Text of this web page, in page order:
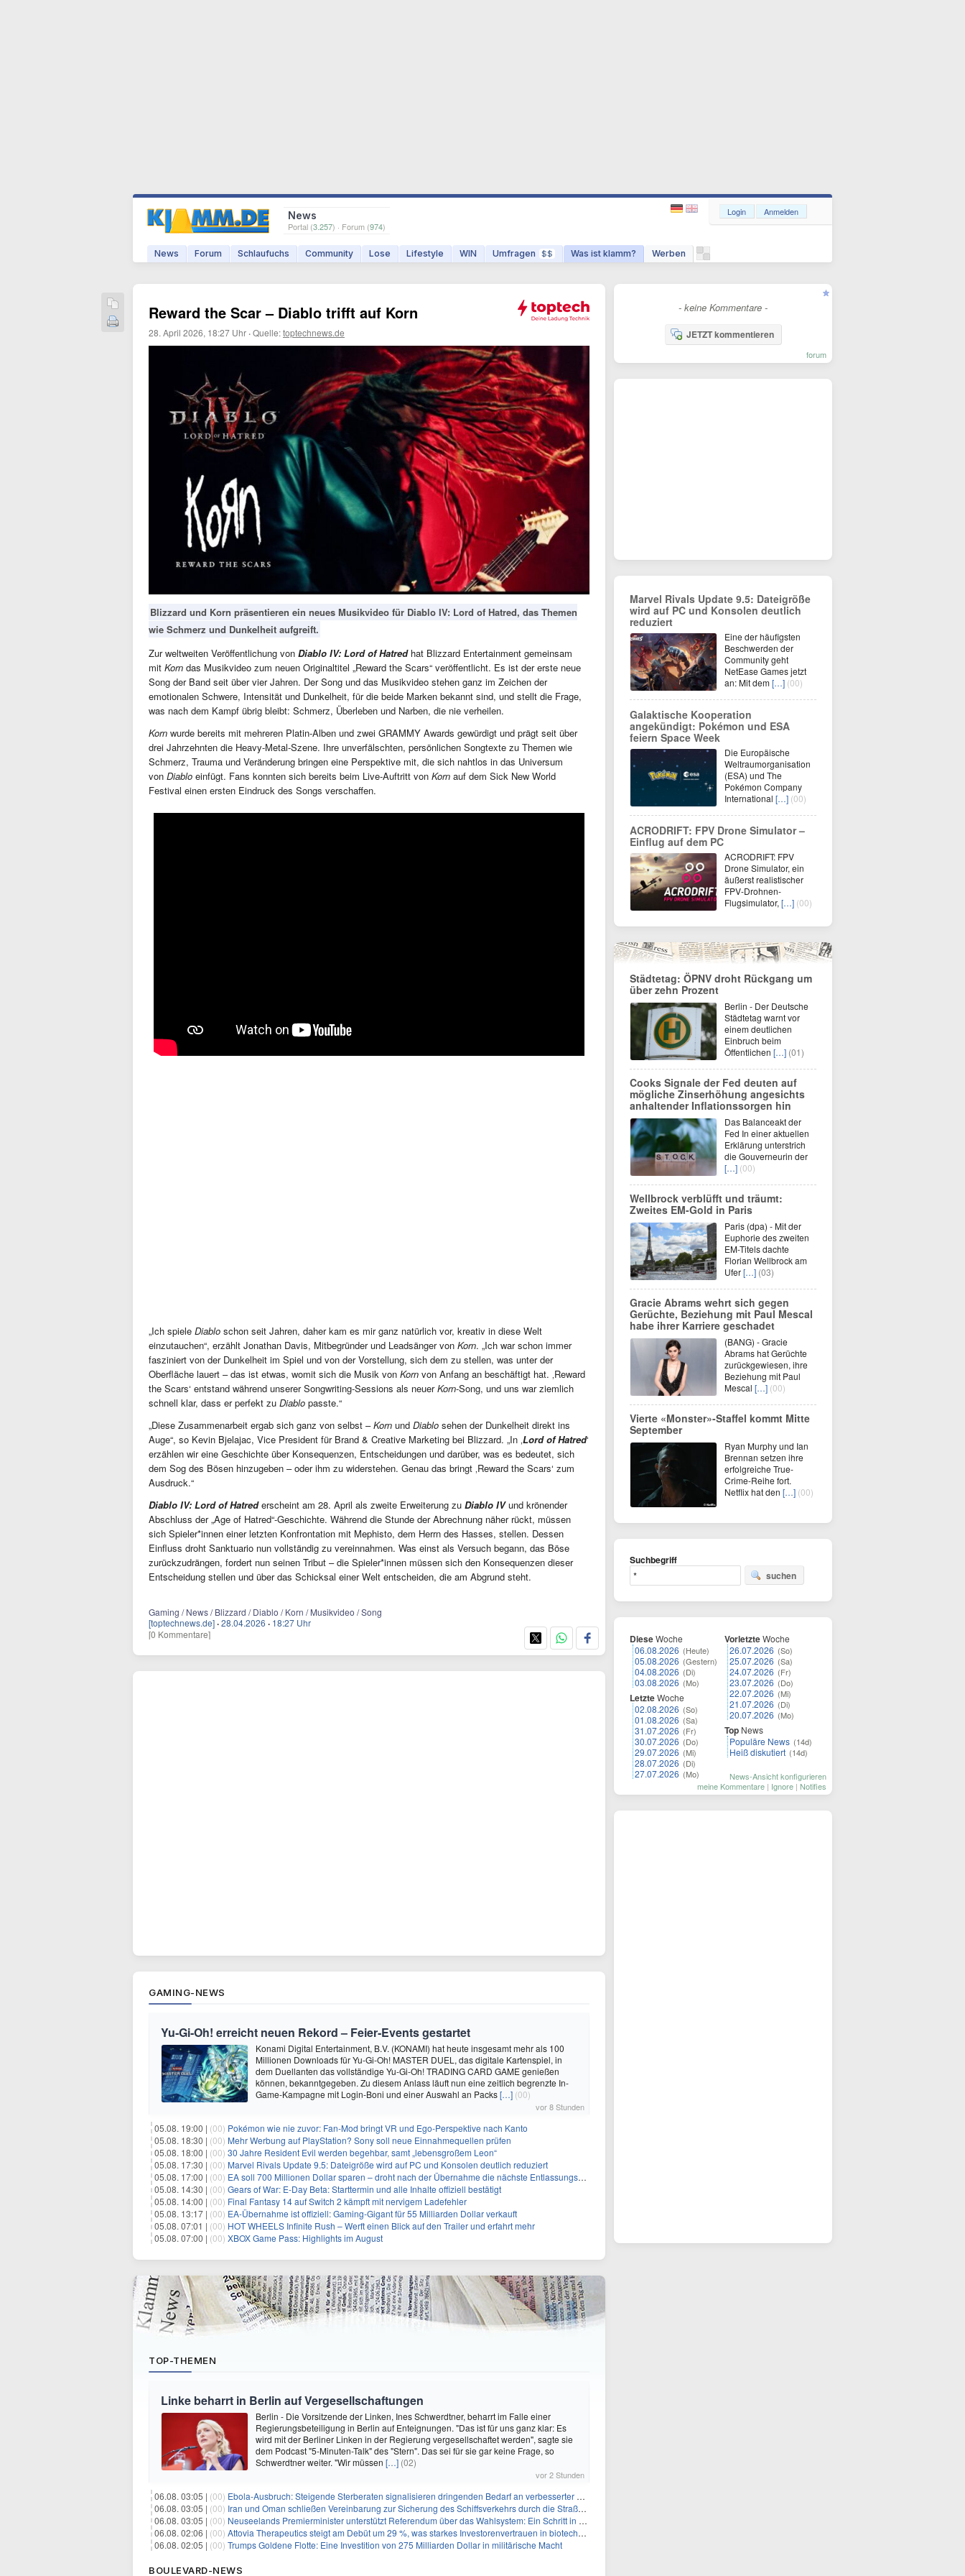
News
Portal (3.257) · Forum (974)
News Forum Schlaufuchs Community Lose Lifestyle WIN Umfragen $$ Was ist klamm? Werben
Login Anmelden
Reward the Scar – Diablo trifft auf Korn
28. April 2026, 18:27 Uhr ·Quelle:toptechnews.de
Blizzard und Korn präsentieren ein neues Musikvideo für Diablo IV: Lord of Hatred, das Themen
wie Schmerz und Dunkelheit aufgreift.
Zur weltweiten Veröffentlichung von Diablo IV: Lord of Hatredhat Blizzard Entertainment gemeinsam
mit Korn das Musikvideo zum neuen Originaltitel „Reward the Scars“ veröffentlicht. Es ist der erste neue
Song der Band seit über vier Jahren. Der Song und das Musikvideo stehen ganz im Zeichen der
emotionalen Schwere, Intensität und Dunkelheit, für die beide Marken bekannt sind, und stellt die Frage,
was nach dem Kampf übrig bleibt: Schmerz, Überleben und Narben, die nie verheilen.
Korn wurde bereits mit mehreren Platin-Alben und zwei GRAMMY Awards gewürdigt und prägt seit über
drei Jahrzehnten die Heavy-Metal-Szene. Ihre unverfälschten, persönlichen Songtexte zu Themen wie
Schmerz, Trauma und Veränderung bringen eine Perspektive mit, die sich nahtlos in das Universum
von Diablo einfügt. Fans konnten sich bereits beim Live-Auftritt von Korn auf dem Sick New World
Festival einen ersten Eindruck des Songs verschaffen.
„Ich spiele Diablo schon seit Jahren, daher kam es mir ganz natürlich vor, kreativ in diese Welt
einzutauchen“, erzählt Jonathan Davis, Mitbegründer und Leadsänger von Korn. „Ich war schon immer
fasziniert von der Dunkelheit im Spiel und von der Vorstellung, sich dem zu stellen, was unter der
Oberfläche lauert – das ist etwas, womit sich die Musik von Korn von Anfang an beschäftigt hat. ‚Reward
the Scars‘ entstand während unserer Songwriting-Sessions als neuerKorn-Song, und uns war ziemlich
schnell klar, dass er perfekt zu Diablo passte.“
„Diese Zusammenarbeit ergab sich ganz von selbst –Korn und Diablo sehen der Dunkelheit direkt ins
Auge“, so Kevin Bjelajac, Vice President für Brand & Creative Marketing bei Blizzard. „In ‚Lord of Hatred‘
erzählen wir eine Geschichte über Konsequenzen, Entscheidungen und darüber, was es bedeutet, sich
dem Sog des Bösen hinzugeben – oder ihm zu widerstehen. Genau das bringt ‚Reward the Scars‘ zum
Ausdruck.“
Diablo IV: Lord of Hatrederscheint am 28. April als zweite Erweiterung zu Diablo IVund krönender
Abschluss der „Age of Hatred“-Geschichte. Während die Stunde der Abrechnung näher rückt, müssen
sich Spieler*innen einer letzten Konfrontation mit Mephisto, dem Herrn des Hasses, stellen. Dessen
Einfluss droht Sanktuario nun vollständig zu vereinnahmen. Was einst als Versuch begann, das Böse
zurückzudrängen, fordert nun seinen Tribut – die Spieler*innen müssen sich den Konsequenzen dieser
Entscheidung stellen und über das Schicksal einer Welt entscheiden, die am Abgrund steht.
Gaming / News / Blizzard / Diablo / Korn / Musikvideo / Song
[toptechnews.de] ·28.04.2026 · 18:27 Uhr
[0 Kommentare]
GAMING-NEWS
Yu‑Gi‑Oh! erreicht neuen Rekord – Feier‑Events gestartet
Konami Digital Entertainment, B.V. (KONAMI) hat heute insgesamt mehr als 100
Millionen Downloads für Yu-Gi-Oh! MASTER DUEL, das digitale Kartenspiel, in
dem Duellanten das vollständige Yu-Gi-Oh! TRADING CARD GAME genießen
können, bekanntgegeben. Zu diesem Anlass läuft nun eine zeitlich begrenzte In-
Game-Kampagne mit Login-Boni und einer Auswahl an Packs[…] (00)
vor 8 Stunden
05.08. 19:00 | (00) Pokémon wie nie zuvor: Fan-Mod bringt VR und Ego-Perspektive nach Kanto
05.08. 18:30 | (00) Mehr Werbung auf PlayStation? Sony soll neue Einnahmequellen prüfen
05.08. 18:00 | (00) 30 Jahre Resident Evil werden begehbar, samt „lebensgroßem Leon“
05.08. 17:30 | (00) Marvel Rivals Update 9.5: Dateigröße wird auf PC und Konsolen deutlich reduziert
05.08. 17:00 | (00) EA soll 700 Millionen Dollar sparen – droht nach der Übernahme die nächste Entlassungswelle?
05.08. 14:30 | (00) Gears of War: E-Day Beta: Starttermin und alle Inhalte offiziell bestätigt
05.08. 14:00 | (00) Final Fantasy 14 auf Switch 2 kämpft mit nervigem Ladefehler
05.08. 13:17 | (00) EA-Übernahme ist offiziell: Gaming-Gigant für 55 Milliarden Dollar verkauft
05.08. 07:01 | (00) HOT WHEELS Infinite Rush – Werft einen Blick auf den Trailer und erfahrt mehr
05.08. 07:00 | (00) XBOX Game Pass: Highlights im August
TOP-THEMEN
Linke beharrt in Berlin auf Vergesellschaftungen
Berlin - Die Vorsitzende der Linken, Ines Schwerdtner, beharrt im Falle einer
Regierungsbeteiligung in Berlin auf Enteignungen. "Das ist für uns ganz klar: Es
wird mit der Berliner Linken in der Regierung vergesellschaftet werden", sagte sie
dem Podcast "5-Minuten-Talk" des "Stern". Das sei für sie gar keine Frage, so
Schwerdtner weiter. "Wir müssen […] (02)
vor 2 Stunden
06.08. 03:05 | (00) Ebola-Ausbruch: Steigende Sterberaten signalisieren dringenden Bedarf an verbesserter Gesundheitsinfrastruktur
06.08. 03:05 | (00) Iran und Oman schließen Vereinbarung zur Sicherung des Schiffsverkehrs durch die Straße von Hormuz
06.08. 03:05 | (00) Neuseelands Premierminister unterstützt Referendum über das Wahlsystem: Ein Schritt in Richtung verbesserter demokratischer Beteiligung
06.08. 02:06 | (00) Attovia Therapeutics steigt am Debüt um 29 %, was starkes Investorenvertrauen in biotechnologische Innovation signalisiert
06.08. 02:05 | (00) Trumps Goldene Flotte: Eine Investition von 275 Milliarden Dollar in militärische Macht
BOULEVARD-NEWS
- keine Kommentare -
JETZT kommentieren
forum
Marvel Rivals Update 9.5: Dateigröße
wird auf PC und Konsolen deutlich
reduziert
Eine der häufigsten
Beschwerden der
Community geht
NetEase Games jetzt
an: Mit dem[…] (00)
Galaktische Kooperation
angekündigt: Pokémon und ESA
feiern Space Week
Die Europäische
Weltraumorganisation
(ESA) und The
Pokémon Company
International […] (00)
ACRODRIFT: FPV Drone Simulator –
Einflug auf dem PC
ACRODRIFT: FPV
Drone Simulator, ein
äußerst realistischer
FPV-Drohnen-
Flugsimulator, […] (00)
Städtetag: ÖPNV droht Rückgang um
über zehn Prozent
Berlin - Der Deutsche
Städtetag warnt vor
einem deutlichen
Einbruch beim
Öffentlichen […] (01)
Cooks Signale der Fed deuten auf
mögliche Zinserhöhung angesichts
anhaltender Inflationssorgen hin
Das Balanceakt der
Fed In einer aktuellen
Erklärung unterstrich
die Gouverneurin der
[…] (00)
Wellbrock verblüfft und träumt:
Zweites EM-Gold in Paris
Paris (dpa) - Mit der
Euphorie des zweiten
EM-Titels dachte
Florian Wellbrock am
Ufer[…] (03)
Gracie Abrams wehrt sich gegen
Gerüchte, Beziehung mit Paul Mescal
habe ihrer Karriere geschadet
(BANG) - Gracie
Abrams hat Gerüchte
zurückgewiesen, ihre
Beziehung mit Paul
Mescal […] (00)
Vierte «Monster»-Staffel kommt Mitte
September
Ryan Murphy und Ian
Brennan setzen ihre
erfolgreiche True-
Crime-Reihe fort.
Netflix hat den […] (00)
Suchbegriff
suchen
DieseWoche
06.08.2026 (Heute)
05.08.2026 (Gestern)
04.08.2026 (Di)
03.08.2026 (Mo)
LetzteWoche
02.08.2026 (So)
01.08.2026 (Sa)
31.07.2026 (Fr)
30.07.2026 (Do)
29.07.2026 (Mi)
28.07.2026 (Di)
27.07.2026 (Mo)
VorletzteWoche
26.07.2026 (So)
25.07.2026 (Sa)
24.07.2026 (Fr)
23.07.2026 (Do)
22.07.2026 (Mi)
21.07.2026 (Di)
20.07.2026 (Mo)
Top News
Populäre News (14d)
Heiß diskutiert (14d)
News-Ansicht konfigurieren
meine Kommentare | Ignore | Notifies